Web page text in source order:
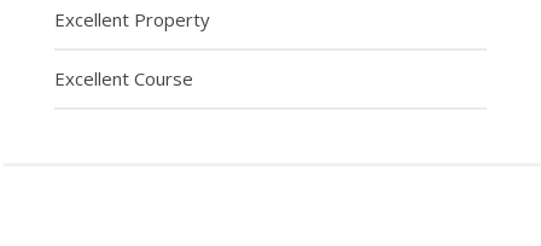
Excellent Property
Excellent Course